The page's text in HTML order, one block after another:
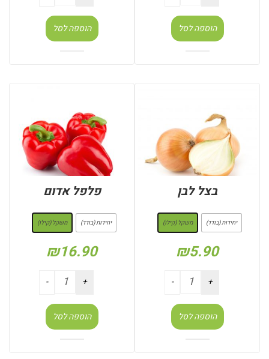
הוספה לסל הוספה לסל
בצל לבן
יחידות (בודד) משקל (קילו)
₪5.90
הוספה לסל
פלפל אדום
יחידות (בודד) משקל (קילו)
₪16.90
הוספה לסל